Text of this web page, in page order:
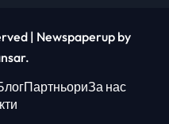
| Newspaperup by
.
ПартньориЗа нас